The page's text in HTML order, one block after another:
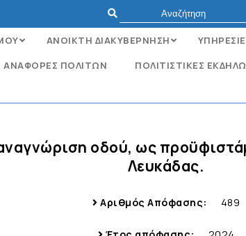
ΑΝΟΙΚΤΗ ΔΙΑΚΥΒΕΡΝΗΣΗ
ΑΝΑΦΟΡΈΣ ΠΟΛΙΤΏΝ ΠΟΛΙΤΙΣΤΙΚΕΣ
οδού, ως
Λευκάδας.
Αριθμός Απόφασης: 489